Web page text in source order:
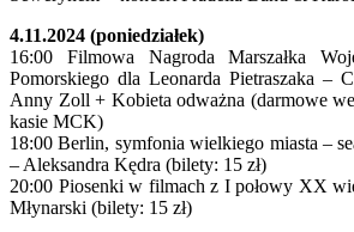
4.11.2024 (poniedziałek)
16:00 Filmowa Nagroda Marszałka
Pomorskiego dla Leonarda Pietraszaka –
Anny Zoll + Kobieta odważna (darmowe
kasie MCK)
18:00 Berlin, symfonia wielkiego miasta –
– Aleksandra Kędra (bilety: 15 zł)
20:00 Piosenki w filmach z I połowy XX
Młynarski (bilety: 15 zł)